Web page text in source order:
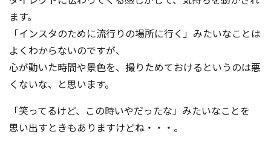
掲載内容のご確認はこちら
ます。
「インスタのために流行りの場所に行く」みたいなことは
よくわからないのですが、
心が動いた時間や景色を、撮りためておけるというのは悪
くないな、と思います。
「笑ってるけど、この時いやだったな」みたいなことを
思い出すときもありますけどね・・・。